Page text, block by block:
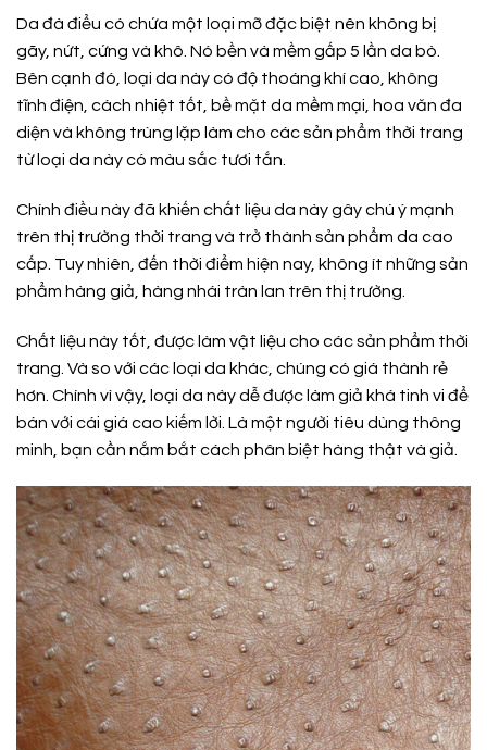
Da đà điểu có chứa một loại mỡ đặc biệt nên không bị
gãy, nứt, cứng và khô. Nó bền và mềm gấp 5 lần da bò.
Bên cạnh đó, loại da này có độ thoáng khí cao, không
tĩnh điện, cách nhiệt tốt, bề mặt da mềm mại, hoa văn đa
diện và không trùng lặp làm cho các sản phẩm thời trang
từ loại da này có màu sắc tươi tắn.
Chính điều này đã khiến chất liệu da này gây chú ý mạnh
trên thị trường thời trang và trở thành sản phẩm da cao
cấp. Tuy nhiên, đến thời điểm hiện nay, không ít những sản
phẩm hàng giả, hàng nhái tràn lan trên thị trường.
Chất liệu này tốt, được làm vật liệu cho các sản phẩm thời
trang. Và so với các loại da khác, chúng có giá thành rẻ
hơn. Chính vì vậy, loại da này dễ được làm giả khá tinh vi để
bán với cái giá cao kiếm lời. Là một người tiêu dùng thông
minh, bạn cần nắm bắt cách phân biệt hàng thật và giả.